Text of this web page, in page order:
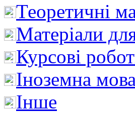
Теоретичні
Матеріали
Курсові
Іноземна
Інше